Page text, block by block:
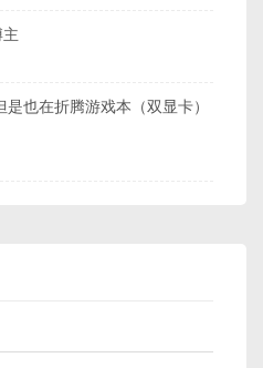
也在折腾游戏本（双显卡）